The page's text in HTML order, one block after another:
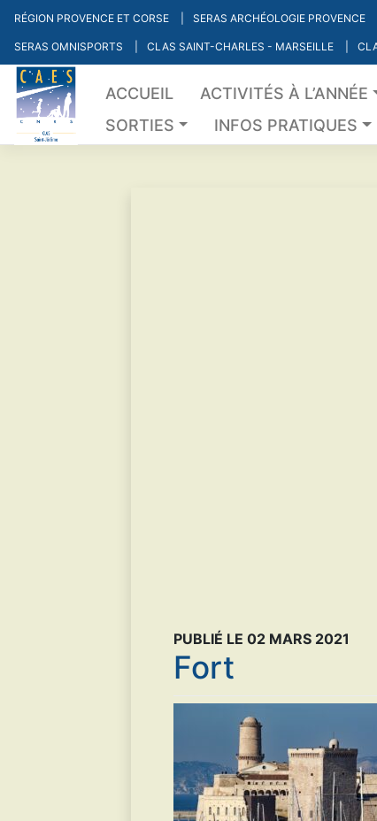
Skip
content
RÉGION PROVENCE ET CORSE SERAS ARCHÉOLOGIE PROVENCE
SERAS OMNISPORTS CLAS SAINT-CHARLES - MARSEILLE
ACCUEIL ACTIVITÉS À L’ANNÉE
SORTIES
INFOS PRATIQUES
PUBLIÉ LE 02 MARS 2021
Fort